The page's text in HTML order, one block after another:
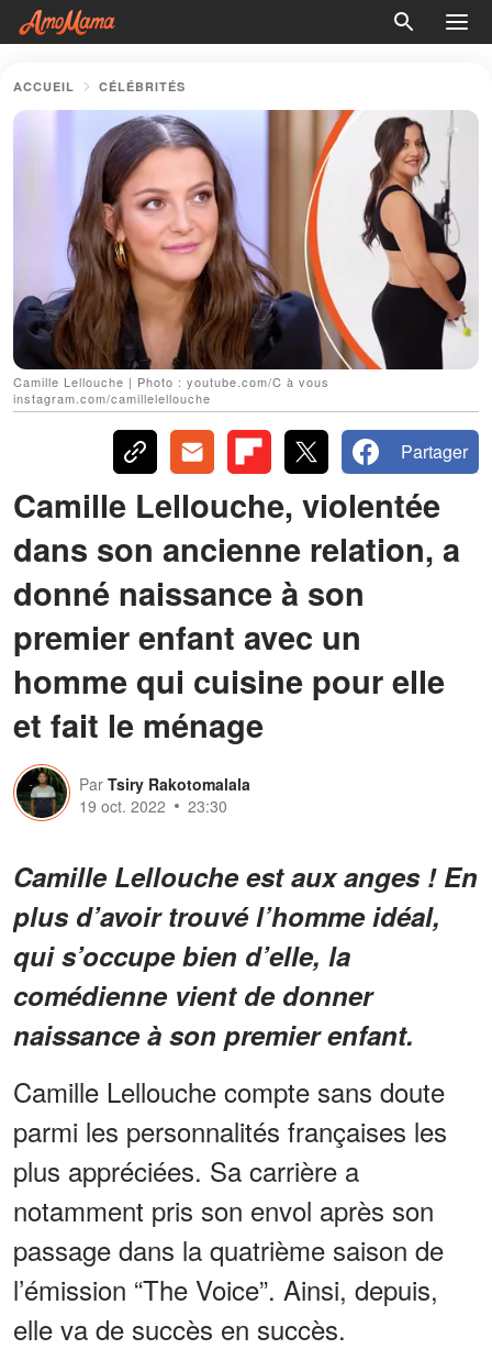
ACCUEIL CÉLÉBRITÉS
Camille Lellouche | Photo : youtube.com/C à vous
instagram.com/camillelellouche
Partager
Camille Lellouche, violentée
dans son ancienne relation, a
donné naissance à son
premier enfant avec un
homme qui cuisine pour elle
et fait le ménage
Par Tsiry Rakotomalala
19 oct. 2022
23:30
Camille Lellouche est aux anges ! En
plus d’avoir trouvé l’homme idéal,
qui s’occupe bien d’elle, la
comédienne vient de donner
naissance à son premier enfant.
Camille Lellouche compte sans doute
parmi les personnalités françaises les
plus appréciées. Sa carrière a
notamment pris son envol après son
passage dans la quatrième saison de
l’émission “The Voice”. Ainsi, depuis,
elle va de succès en succès.